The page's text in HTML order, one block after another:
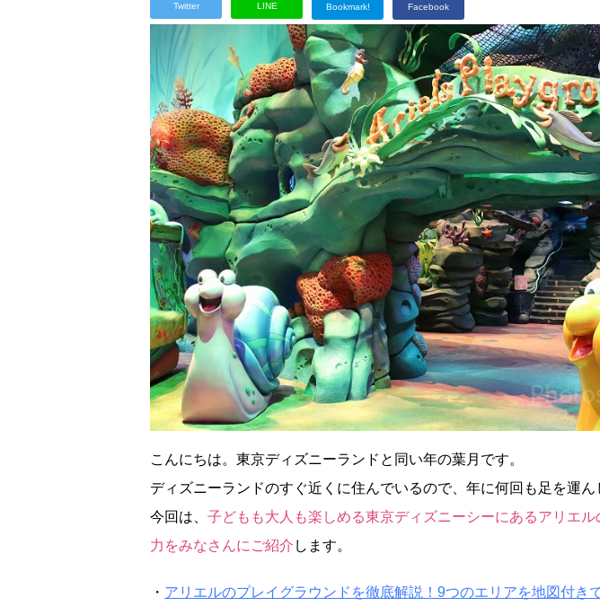
Twitter LINE Bookmark! Facebook
こんにちは。東京ディズニーランドと同い年の葉月です。
ディズニーランドのすぐ近くに住んでいるので、年に何回も足を運ん
今回は、 子どもも大人も楽しめる東京ディズニーシーにあるアリエ
力をみなさんにご紹介 します。
・ アリエルのプレイグラウンドを徹底解説！9つのエリアを地図付き